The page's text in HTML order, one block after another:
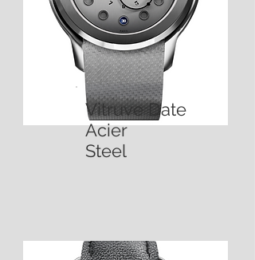
Vitruve Date
Acier
Steel